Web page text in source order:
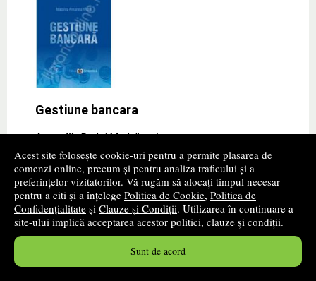
Acest site folosește cookie-uri pentru a permite plasarea de
comenzi online, precum și pentru analiza traficului și a
preferințelor vizitatorilor. Vă rugăm să alocați timpul necesar
pentru a citi și a înțelege Politica de Cookie, Politica de
Confidențialitate și Clauze și Condiții. Utilizarea în continuare a
site-ului implică acceptarea acestor politici, clauze și condiții.
Sunt de acord
Gestiune bancara
Autor(i): Radoi Madalina Antoaneta
Editura:ECONOMICA- 2009
Gestiune bancara, Madalina Antoaneta Radoi. Autor:
Madalina Antoaneta Radoi Anul aparitiei: 2009 Nr. de
pagini: 286 Format 17x24 cm